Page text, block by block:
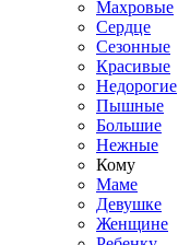
Махровые
Сердце
Сезонные
Красивые
Недорогие
Пышные
Большие
Нежные
Кому
Маме
Девушке
Женщине